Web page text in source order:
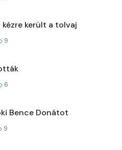
került a tolvaj
9
6
Bence Donátot
9